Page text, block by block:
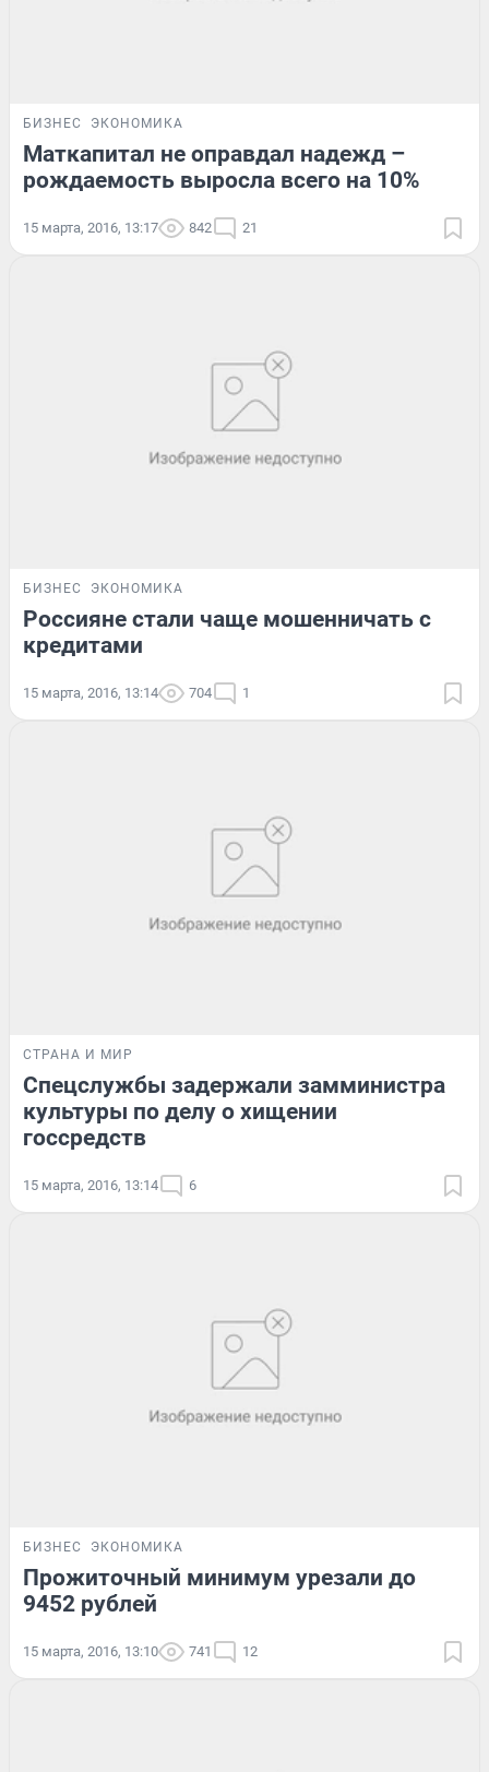
БИЗНЕС ЭКОНОМИКА
Маткапитал не оправдал надежд –
рождаемость выросла всего на 10%
15 марта, 2016, 13:17 842 21
БИЗНЕС ЭКОНОМИКА
Россияне стали чаще мошенничать с
кредитами
15 марта, 2016, 13:14 704 1
СТРАНА И МИР
Спецслужбы задержали замминистра
культуры по делу о хищении
госсредств
15 марта, 2016, 13:14 6
БИЗНЕС ЭКОНОМИКА
Прожиточный минимум урезали до
9452 рублей
15 марта, 2016, 13:10 741 12